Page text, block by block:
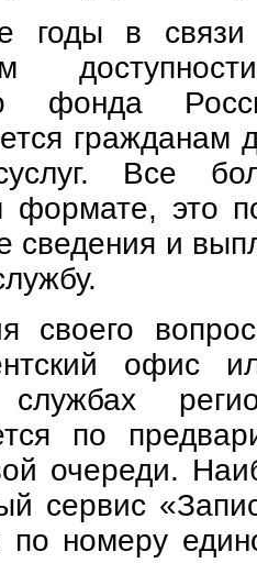
годы в
фонда
Все
формате, это
сведения и
своего
офис
службах
по
очереди.
сервис
по номеру